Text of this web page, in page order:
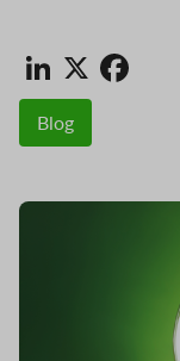
LinkedIn
X
Blog